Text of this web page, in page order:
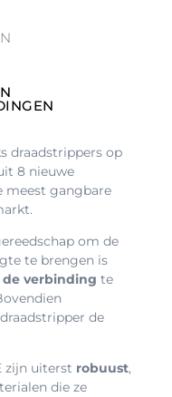
draadstrippers op
8 nieuwe
meest gangbare
om de
te brengen is
verbinding te
de
zijn uiterst robuust,
die ze